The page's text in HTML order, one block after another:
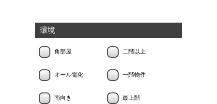
環境
角部屋 二階以上
オール電化 一階物件
南向き 最上階